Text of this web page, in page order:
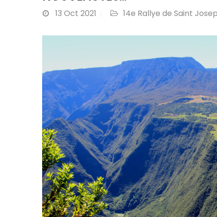
13 Oct 2021 14e Rallye de Saint